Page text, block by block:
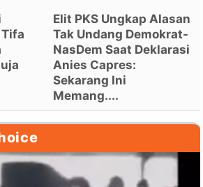
Elit PKS Ungkap Alasan
Tak Undang Demokrat-
NasDem Saat Deklarasi
Anies Capres:
Sekarang Ini
Memang....